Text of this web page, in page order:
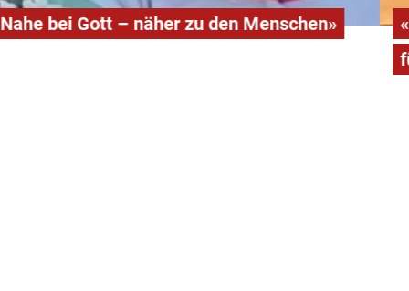
«Gottes Liebe motiviert uns,